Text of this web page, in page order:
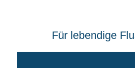
Für lebendige